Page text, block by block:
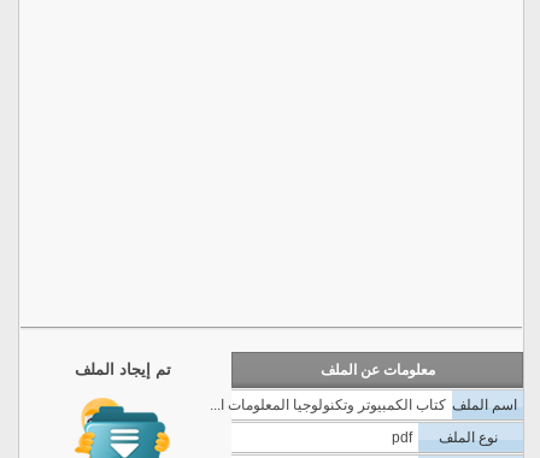
معلومات عن الملف
اسم الملف
كتاب الكمبيوتر وتكنولوجيا المعلومات ا...
نوع الملف
pdf
تم إيجاد الملف